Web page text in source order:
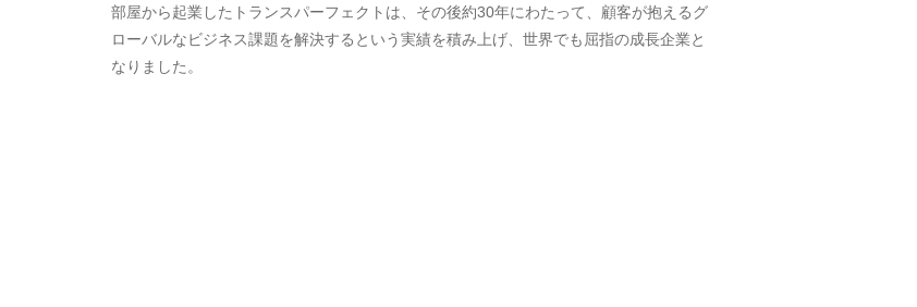
部屋から起業したトランスパーフェクトは、その後約30年にわたって、顧客が抱えるグ
ローバルなビジネス課題を解決するという実績を積み上げ、世界でも屈指の成長企業と
なりました。